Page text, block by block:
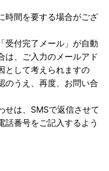
時間を要する場合がござ
受付完了メール」が自動
は、ご入力のメールアド
として考えられますの
のうえ、再度、お問い合
せは、SMSで返信させて
話番号をご記入するよう